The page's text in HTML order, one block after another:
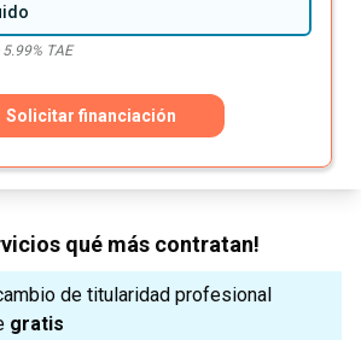
5.99% TAE
Solicitar financiación
qué más contratan!
de titularidad profesional
gratis